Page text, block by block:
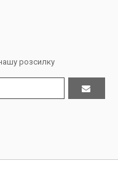
розсилку
за все, продавець супер.